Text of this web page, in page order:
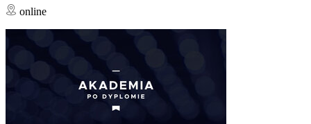
online